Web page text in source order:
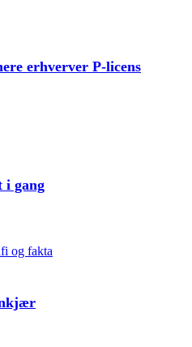
erhverver P-licens
i gang